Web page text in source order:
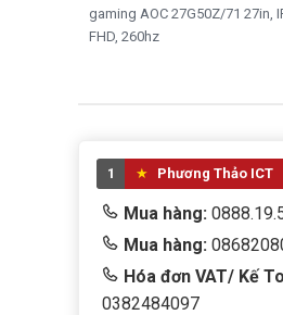
gaming AOC 27G50Z/71 27in,
FHD, 260hz
1 Phương Thảo ICT
Mua hàng:
Mua hàng:
Hóa đơn VAT/ Kế
0382484097